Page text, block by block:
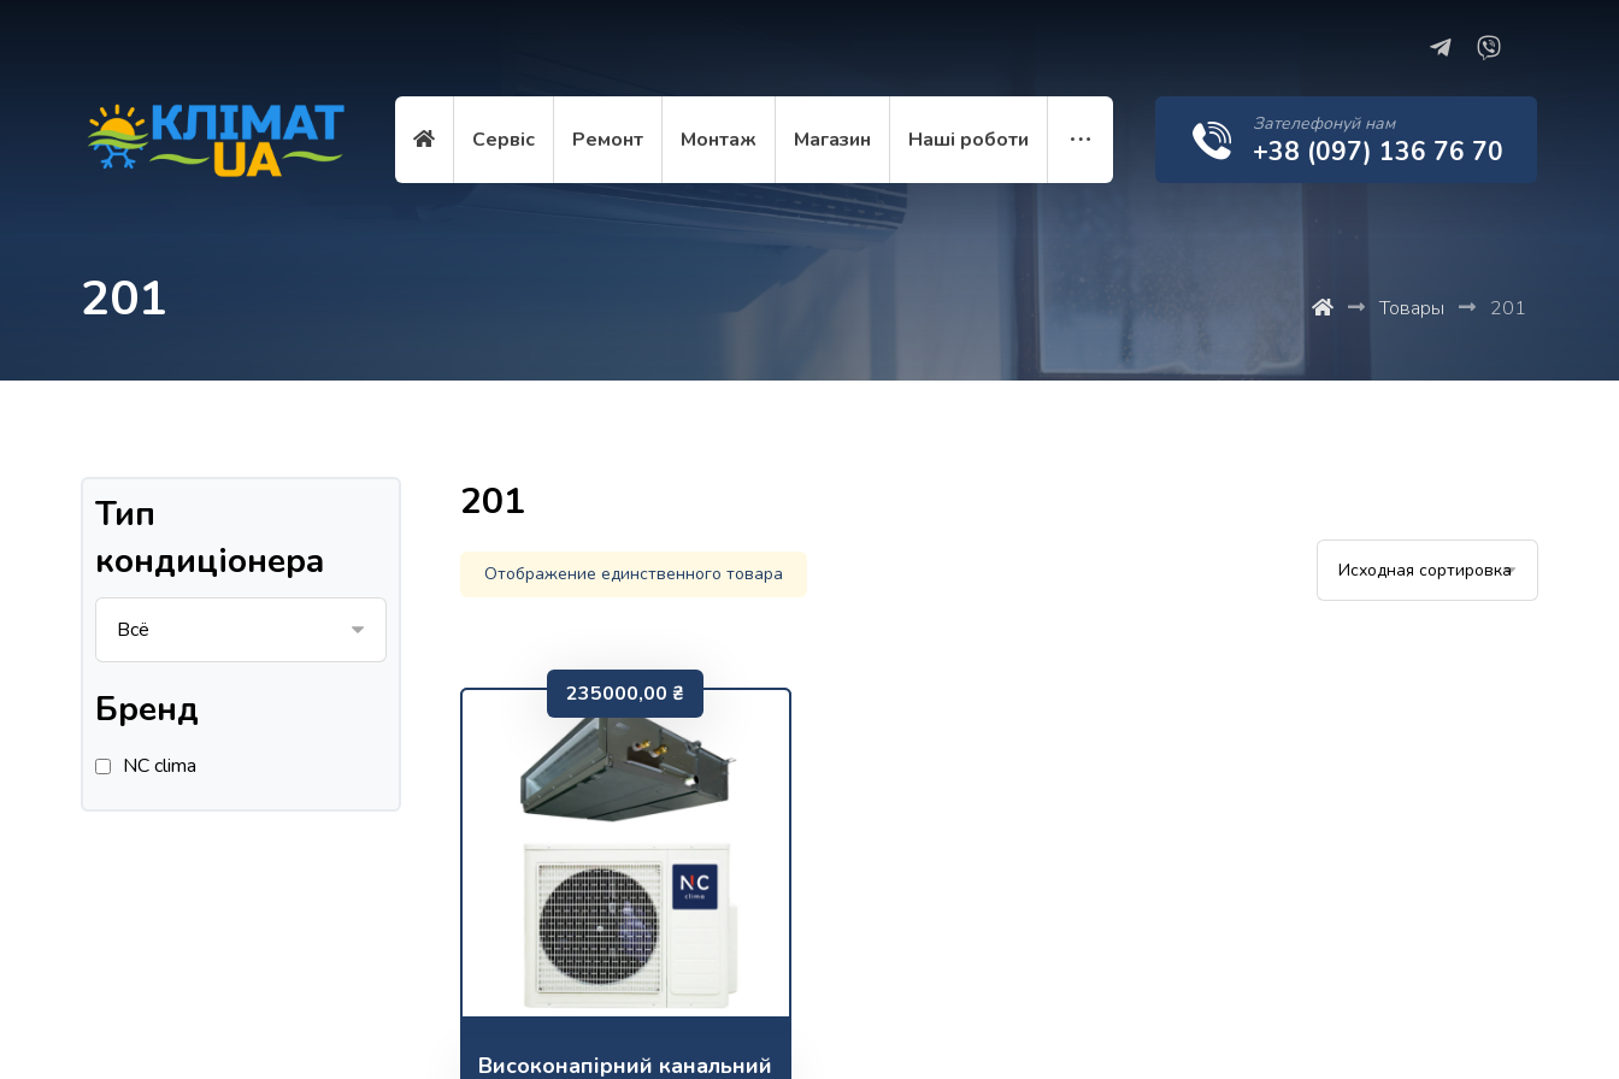
Зателефонуй нам
+38 (097) 136 76 70
Сервіс Ремонт Монтаж Магазин Наші роботи
201 Товары 201
201
Отображение единственного товара
Високонапірний канальний
235000,00₴
Тип
кондиціонера
Бренд
NC clima